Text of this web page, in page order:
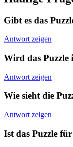
Gibt es das
Antwort zeigen
Wird das Puzzle
Antwort zeigen
Wie sieht die
Antwort zeigen
Ist das Puzzle